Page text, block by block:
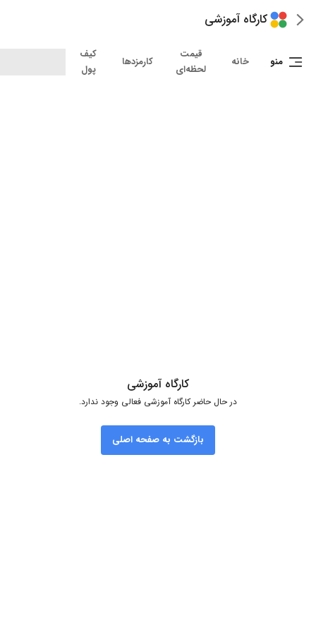
کارگاه آموزشی
منو خانه
قیمت
لحظه‌ای
کارمزدها
کیف
پول
کارگاه آموزشی
در حال حاضر کارگاه آموزشی فعالی وجود ندارد.
بازگشت به صفحه اصلی